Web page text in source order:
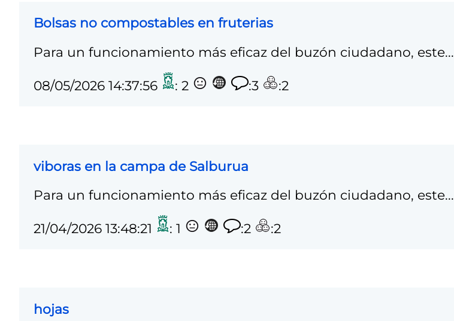
Bolsas no compostables en fruterias
Para un funcionamiento más eficaz del buzón ciudadano, este...
08/05/2026 14:37:56 : 2 :3 :2
viboras en la campa de Salburua
Para un funcionamiento más eficaz del buzón ciudadano, este...
21/04/2026 13:48:21 : 1 :2 :2
hojas